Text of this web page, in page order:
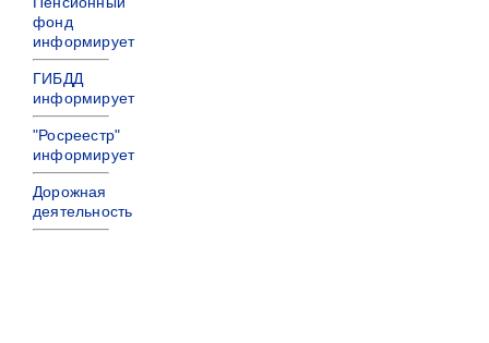
фонд
информирует
ГИБДД
информирует
"Росреестр"
информирует
Дорожная
деятельность